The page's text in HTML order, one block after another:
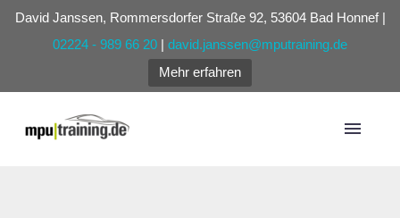
David Janssen, Rommersdorfer Straße 92, 53604 Bad Honnef |
02224 - 989 66 20 | david.janssen@mputraining.de
Mehr erfahren